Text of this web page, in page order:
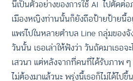
นี่เป็นตัวอย่างของการใช้ AI ไปตัดต่
เมืองหญิงท่านนั้นก็ยังถือป้ายป้ายนี้
แพร่ไปในหลายตำบล Line กลุ่มของ
วันนั้น เธอเล่าให้ฟังว่า วันถัดมาเธอจ
เสวนา แต่หลังจากที่คนที่ได้รับภาพ
ไม่ต้องมาแล้วนะ พรุ่งนี้เธอก็ไม่ได้ไป